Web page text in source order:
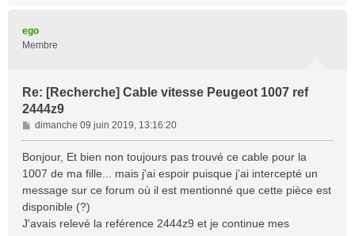
ego
Membre
Re: [Recherche] Cable vitesse Peugeot 1007 ref
2444z9
M
e
a
g
e
dimanche 09 juin 2019, 13:16:20
Bonjour, Et bien non toujours pas trouvé ce cable pour la
1007 de ma fille... mais j'ai espoir puisque j'ai intercepté un
message sur ce forum où il est mentionné que cette pièce est
disponible (?)
J'avais relevé la reférence 2444z9 et je continue mes